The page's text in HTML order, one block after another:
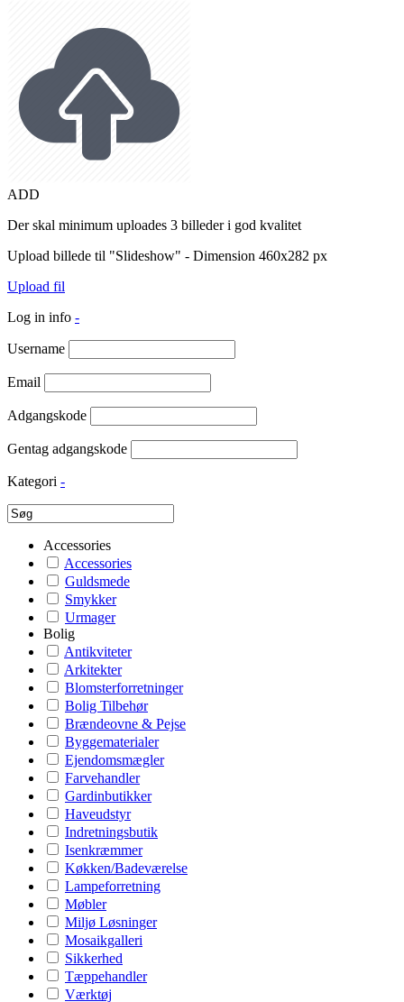
ADD
Der skal minimum uploades 3 billeder i god kvalitet
Upload billede til "Slideshow" - Dimension 460x282 px
Upload fil
Log in info -
Username
Email
Adgangskode
Gentag adgangskode
Kategori -
Accessories
Accessories
Guldsmede
Smykker
Urmager
Bolig
Antikviteter
Arkitekter
Blomsterforretninger
Bolig Tilbehør
Brændeovne & Pejse
Byggematerialer
Ejendomsmægler
Farvehandler
Gardinbutikker
Haveudstyr
Indretningsbutik
Isenkræmmer
Køkken/Badeværelse
Lampeforretning
Møbler
Miljø Løsninger
Mosaikgalleri
Sikkerhed
Tæppehandler
Værktøj